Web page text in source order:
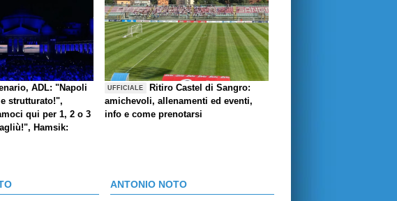
ADL: "Napoli
strutturato!",
qui per 1, 2 o 3
Hamsik:
UFFICIALE
Ritiro Castel di Sangro:
amichevoli, allenamenti ed eventi,
info e come prenotarsi
ANTONIO NOTO